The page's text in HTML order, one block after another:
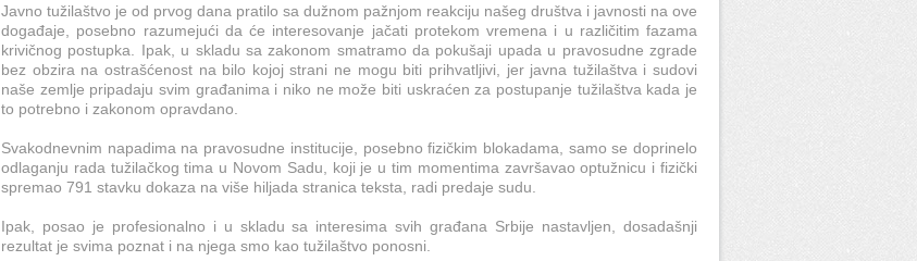
Javno tužilaštvo je od prvog dana pratilo sa dužnom pažnjom reakciju našeg društva i javnosti na ove
događaje, posebno razumejući da će interesovanje jačati protekom vremena i u različitim fazama
krivičnog postupka. Ipak, u skladu sa zakonom smatramo da pokušaji upada u pravosudne zgrade
bez obzira na ostrašćenost na bilo kojoj strani ne mogu biti prihvatljivi, jer javna tužilaštva i sudovi
naše zemlje pripadaju svim građanima i niko ne može biti uskraćen za postupanje tužilaštva kada je
to potrebno i zakonom opravdano.
Svakodnevnim napadima na pravosudne institucije, posebno fizičkim blokadama, samo se doprinelo
odlaganju rada tužilačkog tima u Novom Sadu, koji je u tim momentima završavao optužnicu i fizički
spremao 791 stavku dokaza na više hiljada stranica teksta, radi predaje sudu.
Ipak, posao je profesionalno i u skladu sa interesima svih građana Srbije nastavljen, dosadašnji
rezultat je svima poznat i na njega smo kao tužilaštvo ponosni.